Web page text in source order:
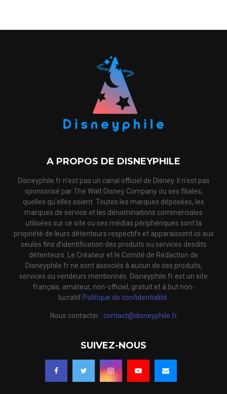
A PROPOS DE DISNEYPHILE
Disneyphile.fr n'est pas un canal officiel de Disney. Il n'est pas
sponsorisé par The Walt Disney Company ou ses filiales,
quelles qu'elles soient. Toutes les marques déposées, les
marques de service et les dénominations commerciales
utilisées sur ce site ou ses médias périphériques sont la
propriété de leurs détenteurs respectifs et apparaissent ici aux
seules fins d'identification des produits ou services desdits
détenteurs. Le Créateur et le Comité de Rédaction de
Disneyphile.fr ne sont associés à aucun de ces produits,
services ou vendeurs mentionnés. Disneyphile.fr est un site
français, amateur, non-officiel, gratuit et à but non-
lucratif. Politique de confidentialité.
Nous contacter : contact@disneyphile.fr
SUIVEZ-NOUS